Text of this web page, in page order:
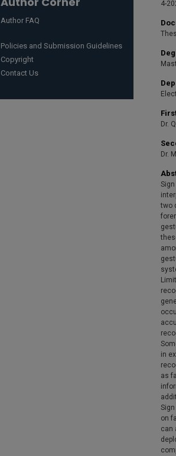
4-
Dr.
Dr.
two
in
as
on
can
Author FAQ
Policies and Submission Guidelines
Copyright
Contact Us